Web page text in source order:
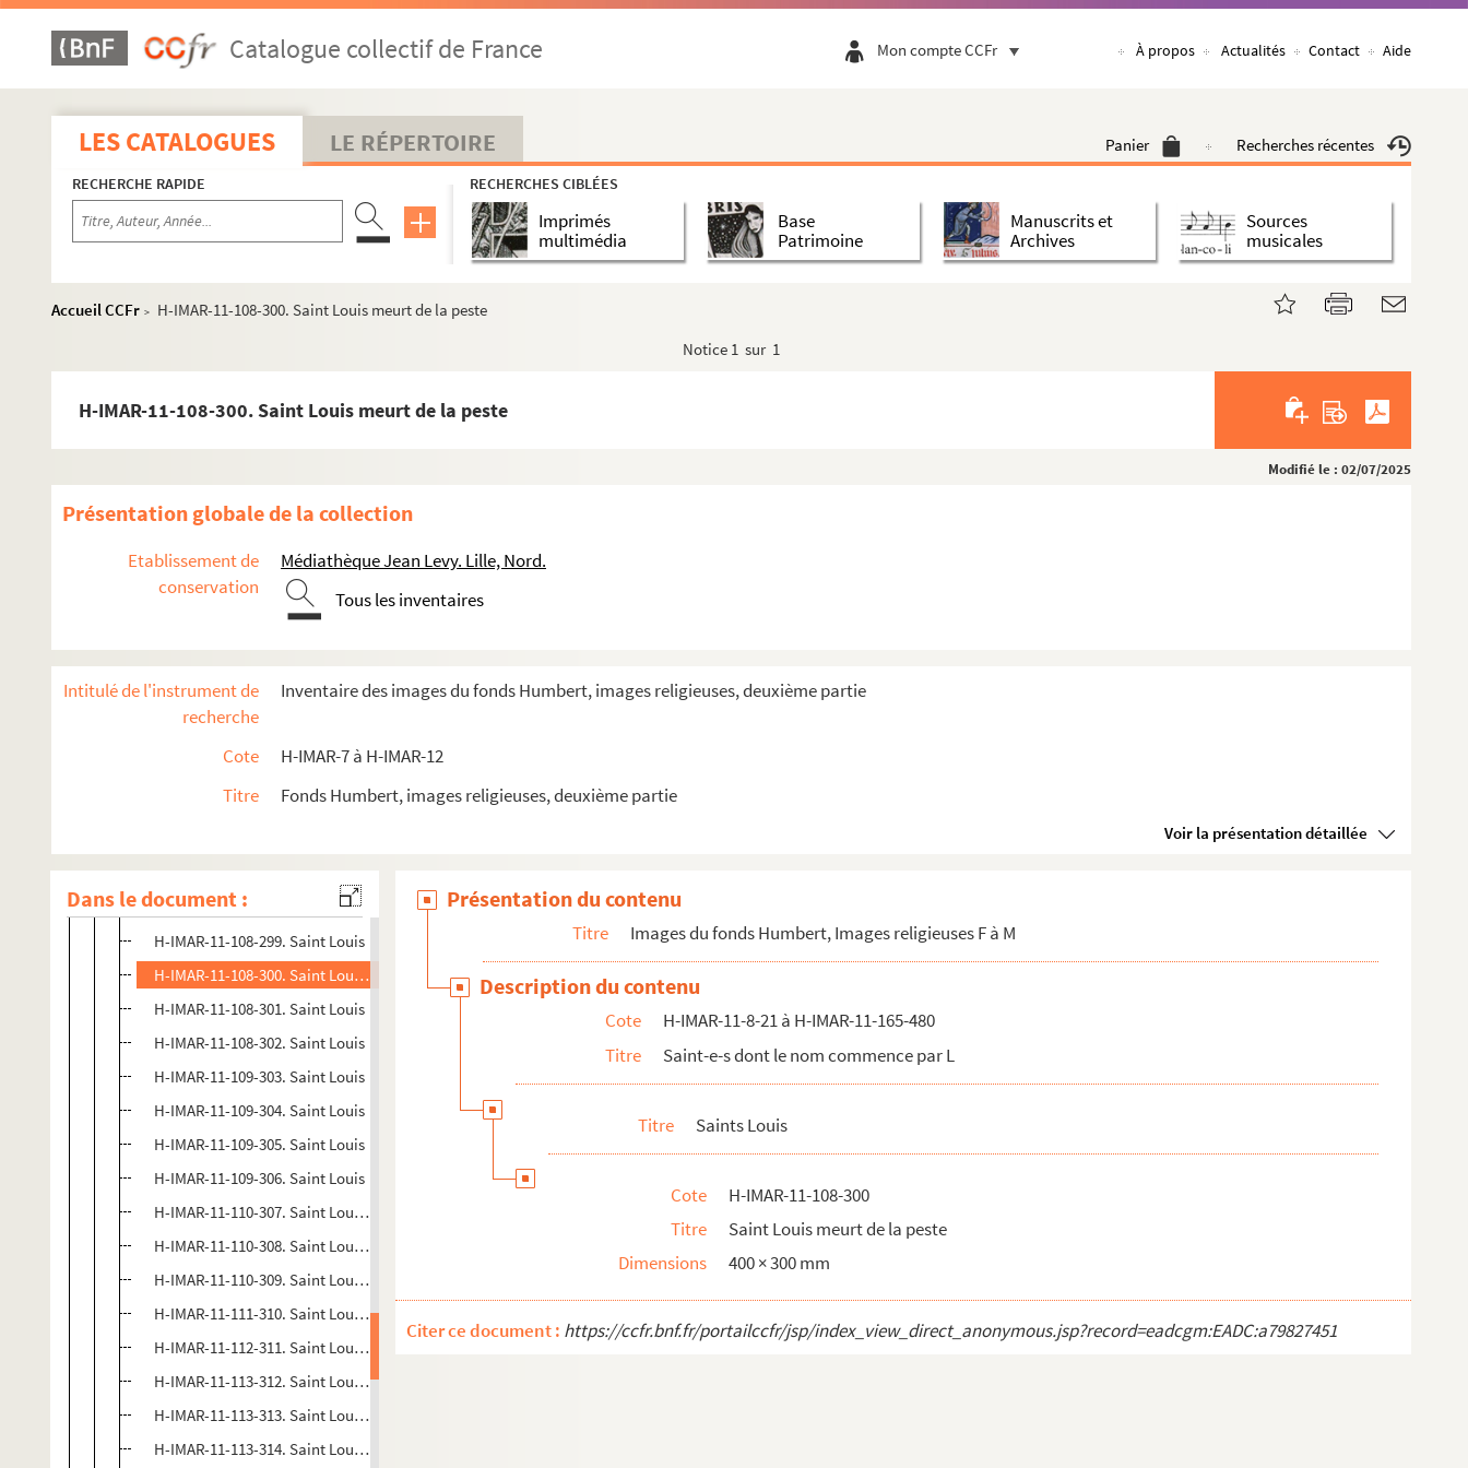
Catalogue collectif de France Mon compte CCFr À propos Actualités Contact Aide
LES CATALOGUES LE RÉPERTOIRE Panier Recherches récentes
RECHERCHE RAPIDE RECHERCHES CIBLÉES
Imprimés
multimédia
Base
Patrimoine
Manuscrits et
Archives
Sources
musicales
Accueil CCFr >
H-IMAR-11-108-300. Saint Louis meurt de la peste
Notice 1 sur 1
H-IMAR-11-108-300. Saint Louis meurt de la peste
Modifié le : 02/07/2025
Présentation globale de la collection
Etablissement de
conservation
Médiathèque Jean Levy. Lille, Nord.
Tous les inventaires
Intitulé de l'instrument de
recherche
Inventaire des images du fonds Humbert, images religieuses, deuxième partie
Cote
H-IMAR-7 à H-IMAR-12
Titre
Fonds Humbert, images religieuses, deuxième partie
Voir la présentation détaillée
Dans le document :
H-IMAR-11-104-273. Saint Louis
H-IMAR-11-104-274. Saint Louis
H-IMAR-11-105-275. Saint Louis
H-IMAR-11-105-276. Saint Louis
H-IMAR-11-105-277. Saint Louis
H-IMAR-11-105-278. Saint Louis
H-IMAR-11-105-283. Saint Louis
H-IMAR-11-106-286. Saint Louis
H-IMAR-11-106-288. Saint Louis
H-IMAR-11-107-289. Saint Louis
H-IMAR-11-107-291. Saint Louis
H-IMAR-11-107-292. Saint Louis
H-IMAR-11-107-295. Saint Louis
H-IMAR-11-108-297. Saint Louis, d'après une miniature ancienne
H-IMAR-11-108-298. Saint Louis se prépare à la mort
H-IMAR-11-108-299. Saint Louis
H-IMAR-11-108-300. Saint Louis meurt de la peste
H-IMAR-11-108-301. Saint Louis
H-IMAR-11-108-302. Saint Louis
H-IMAR-11-109-303. Saint Louis
H-IMAR-11-109-304. Saint Louis
H-IMAR-11-109-305. Saint Louis
H-IMAR-11-109-306. Saint Louis
H-IMAR-11-110-307. Saint Louis, roi de France
H-IMAR-11-110-308. Saint Louis, patron des coiffeurs
H-IMAR-11-110-309. Saint Louis, roi de France
H-IMAR-11-111-310. Saint Louis de Blois, abbé de Liessies
H-IMAR-11-112-311. Saint Louis de Gonzague
H-IMAR-11-113-312. Saint Louis de Gonzague
H-IMAR-11-113-313. Saint Louis de Gonzague
H-IMAR-11-113-314. Saint Louis de Gonzague
Présentation du contenu
Titre Images du fonds Humbert, Images religieuses F à M
Description du contenu
Cote
H-IMAR-11-8-21 à H-IMAR-11-165-480
Titre
Saint-e-s dont le nom commence par L
Titre Saints Louis
Cote
H-IMAR-11-108-300
Titre
Saint Louis meurt de la peste
Dimensions
400 × 300 mm
Citer ce document : https://ccfr.bnf.fr/portailccfr/jsp/index_view_direct_anonymous.jsp?record=eadcgm:EADC:a79827451